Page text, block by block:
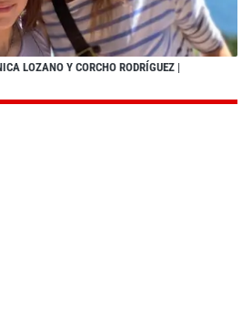
LOZANO Y CORCHO RODRÍGUEZ |